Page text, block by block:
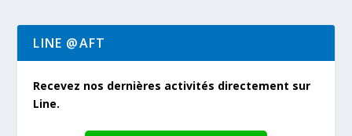
LINE @AFT
Recevez nos dernières activités directement sur
Line.